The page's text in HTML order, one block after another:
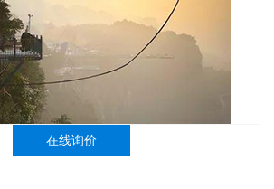
在线询价